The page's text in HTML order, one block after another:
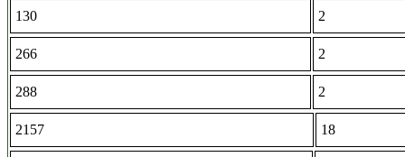
130 2
266 2
288 2
2157 18